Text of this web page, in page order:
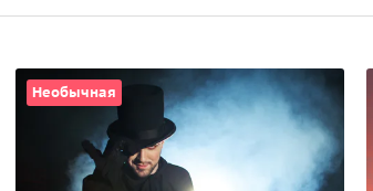
Необычная